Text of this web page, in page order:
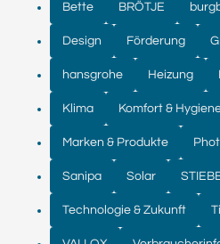
Bette BRÖTJE
Design Förderung
hansgrohe Heizung
Klima Komfort &
Marken & Produkte
Sanipa Solar
Technologie & Zukunft